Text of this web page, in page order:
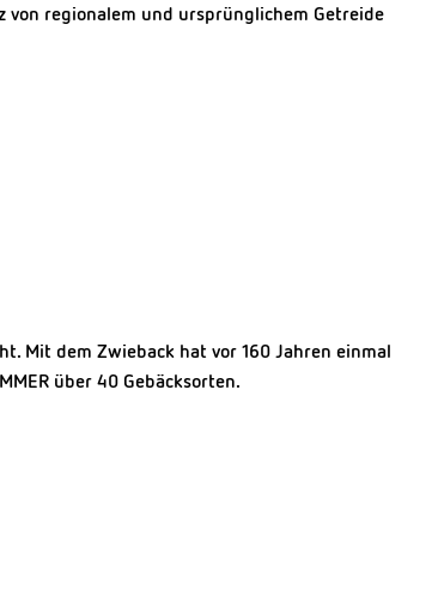
regionalem und ursprünglichem Getreide
Mit dem Zwieback hat vor 160 Jahren einmal
über 40 Gebäcksorten.